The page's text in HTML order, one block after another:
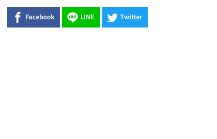
Facebook LINE Twitter